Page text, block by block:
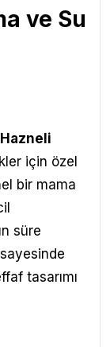
ve Su
için özel
bir mama
süre
tasarımı